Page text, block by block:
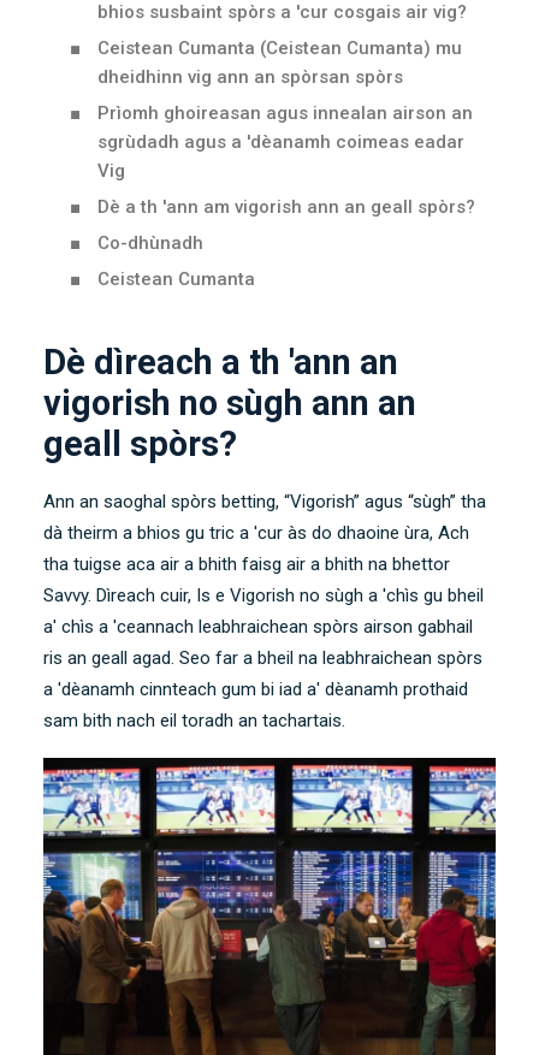
bhios susbaint spòrs a 'cur cosgais air vig?
Ceistean Cumanta (Ceistean Cumanta) mu
dheidhinn vig ann an spòrsan spòrs
Prìomh ghoireasan agus innealan airson an
sgrùdadh agus a 'dèanamh coimeas eadar
Vig
Dè a th 'ann am vigorish ann an geall spòrs?
Co-dhùnadh
Ceistean Cumanta
Dè dìreach a th 'ann an
vigorish no sùgh ann an
geall spòrs?
Ann an saoghal spòrs betting, “Vigorish” agus “sùgh” tha
dà theirm a bhios gu tric a 'cur às do dhaoine ùra, Ach
tha tuigse aca air a bhith faisg air a bhith na bhettor
Savvy. Dìreach cuir, Is e Vigorish no sùgh a 'chìs gu bheil
a' chìs a 'ceannach leabhraichean spòrs airson gabhail
ris an geall agad. Seo far a bheil na leabhraichean spòrs
a 'dèanamh cinnteach gum bi iad a' dèanamh prothaid
sam bith nach eil toradh an tachartais.